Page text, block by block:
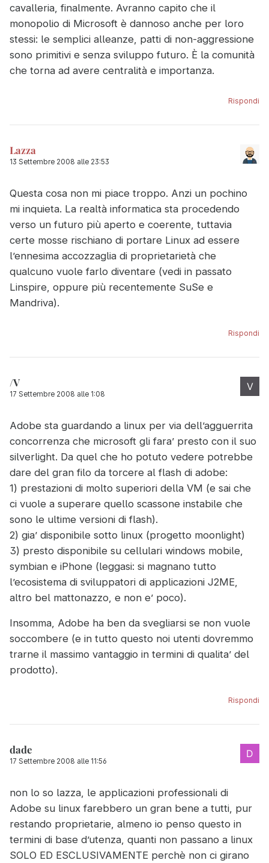
cavalleria, finalmente. Avranno capito che il
monopolio di Microsoft è dannoso anche per loro
stessi: le semplici alleanze, patti di non-aggressione
sono primitivi e senza sviluppo futuro. È la comunità
che torna ad avere centralità e importanza.
Rispondi
Lazza
13 Settembre 2008 alle 23:53
Questa cosa non mi piace troppo. Anzi un pochino
mi inquieta. La realtà informatica sta procedendo
verso un futuro più aperto e coerente, tuttavia
certe mosse rischiano di portare Linux ad essere
l’ennesima accozzaglia di proprietarietà che
qualcuno vuole farlo diventare (vedi in passato
Linspire, oppure più recentemente SuSe e
Mandriva).
Rispondi
/V
17 Settembre 2008 alle 1:08
Adobe sta guardando a linux per via dell’agguerrita
concorrenza che microsoft gli fara’ presto con il suo
silverlight. Da quel che ho potuto vedere potrebbe
dare del gran filo da torcere al flash di adobe:
1) prestazioni di molto superiori della VM (e sai che
ci vuole a superare quello scassone instabile che
sono le ultime versioni di flash).
2) gia’ disponibile sotto linux (progetto moonlight)
3) presto disponibile su cellulari windows mobile,
symbian e iPhone (leggasi: si magnano tutto
l’ecosistema di sviluppatori di applicazioni J2ME,
altro bel mattonazzo, e non e’ poco).
Insomma, Adobe ha ben da svegliarsi se non vuole
soccombere (e in tutto questo noi utenti dovremmo
trarne il massimo vantaggio in termini di qualita’ del
prodotto).
Rispondi
dade
17 Settembre 2008 alle 11:56
non lo so lazza, le applicazioni professionali di
Adobe su linux farebbero un gran bene a tutti, pur
restando proprietarie, almeno io penso questo in
termini di base d’utenza, quanti non passano a linux
SOLO ED ESCLUSIVAMENTE perchè non ci girano